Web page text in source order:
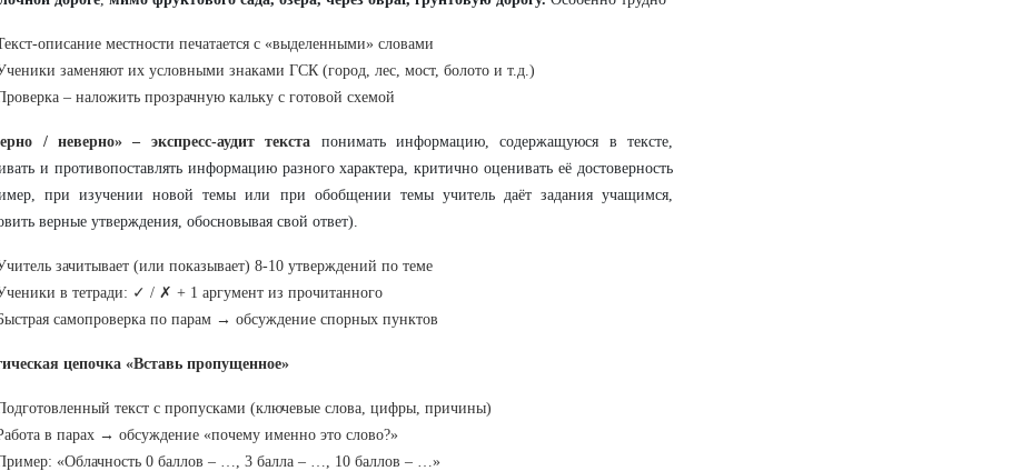
описание местности печатается с «выделенными» словами
заменяют их условными знаками ГСК (город, лес, мост, болото и т.д.)
– наложить прозрачную кальку с готовой схемой
/ неверно» – экспресс-аудит текста понимать информацию, содержащуюся в тексте,
и противопоставлять информацию разного характера, критично оценивать её достоверность
при изучении новой темы или при обобщении темы учитель даёт задания учащимся,
верные утверждения, обосновывая свой ответ).
зачитывает (или показывает) 8-10 утверждений по теме
в тетради: ✓ / ✗ + 1 аргумент из прочитанного
самопроверка по парам → обсуждение спорных пунктов
цепочка «Вставь пропущенное»
текст с прoпусками (ключевые слова, цифры, причины)
в парах → обсуждение «почему именно это слово?»
«Облачность 0 баллов – …, 3 балла – …, 10 баллов – …»